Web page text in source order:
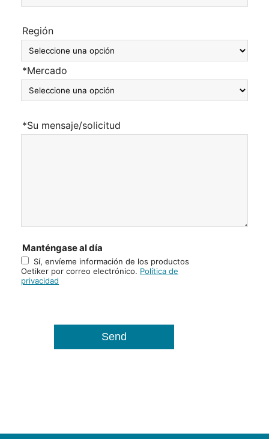
Región
*Mercado
*Su mensaje/solicitud
Manténgase al día
Sí, envíeme información de los productos
Oetiker por correo electrónico. Política de
privacidad